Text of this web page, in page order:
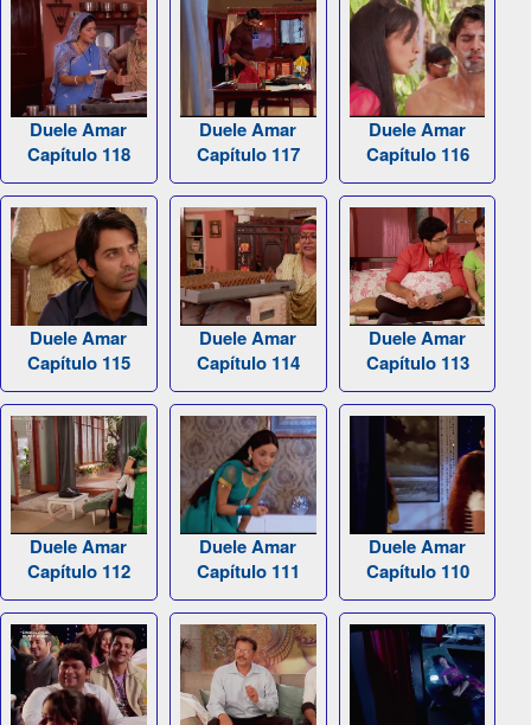
Duele Amar
Capítulo 118
Duele Amar
Capítulo 117
Duele Amar
Capítulo 116
Duele Amar
Capítulo 115
Duele Amar
Capítulo 114
Duele Amar
Capítulo 113
Duele Amar
Capítulo 112
Duele Amar
Capítulo 111
Duele Amar
Capítulo 110